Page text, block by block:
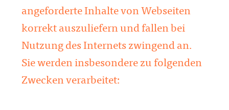
angeforderte Inhalte von Webseiten
korrekt auszuliefern und fallen bei
Nutzung des Internets zwingend an.
Sie werden insbesondere zu folgenden
Zwecken verarbeitet: